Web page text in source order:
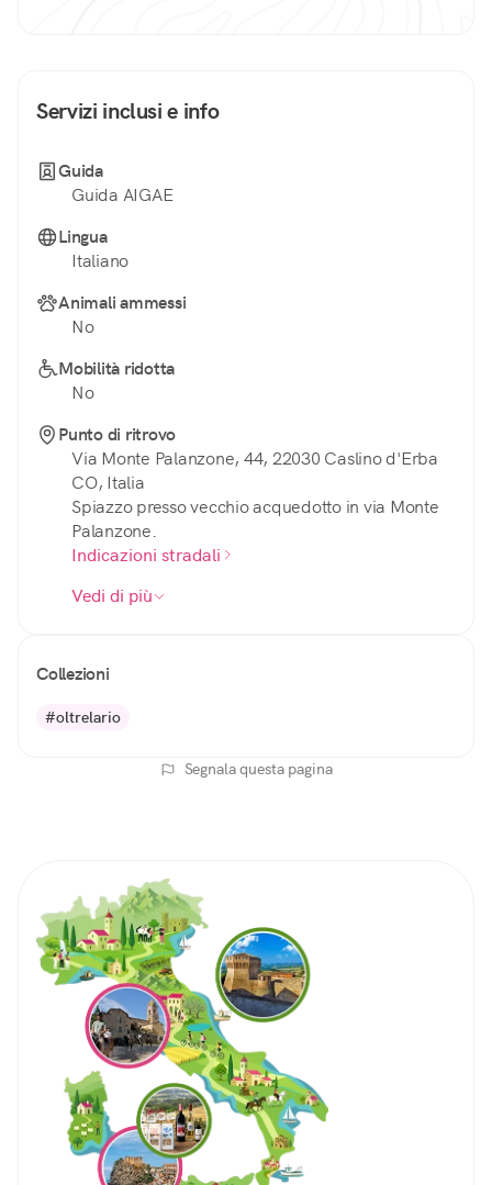
Servizi inclusi e info
Guida
Guida AIGAE
Lingua
Italiano
Animali ammessi
No
Mobilità ridotta
No
Punto di ritrovo
Via Monte Palanzone, 44, 22030 Caslino d'Erba
CO, Italia
Spiazzo presso vecchio acquedotto in via Monte
Palanzone.
Indicazioni stradali
Vedi di più
Collezioni
#oltrelario
Segnala questa pagina